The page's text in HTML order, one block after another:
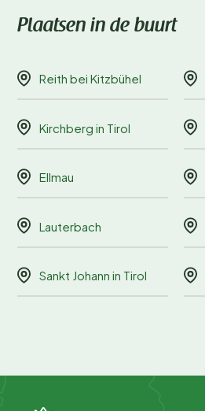
Plaatsen in de buurt
Reith bei Kitzbühel
Kirchberg in Tirol
Ellmau
Lauterbach
Sankt Johann in Tirol